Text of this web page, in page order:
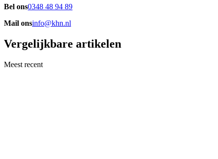
Bel ons0348 48 94 89
Mail onsinfo@khn.nl
Vergelijkbare artikelen
Meest recent